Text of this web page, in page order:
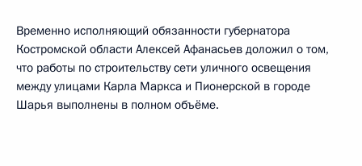
Временно исполняющий обязанности губернатора
Костромской области Алексей Афанасьев доложил о том,
что работы по строительству сети уличного освещения
между улицами Карла Маркса и Пионерской в городе
Шарья выполнены в полном объёме.